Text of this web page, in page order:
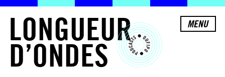
LONGUEUR
D’ONDES
MENU